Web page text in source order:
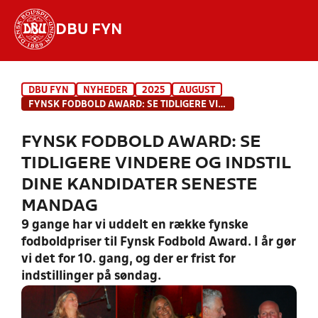
DBU FYN
INDHOLD OG NYHEDER
HOLD
DBU FYN NYHEDER 2025
AUGUST
FYNSK FODBOLD AWARD: SE TIDLIGERE VINDERE OG INDSTIL DINE KANDIDATER SENESTE MANDAG
FYNSK FODBOLD AWARD: SE
TIDLIGERE VINDERE OG INDSTIL
DINE KANDIDATER SENESTE
MANDAG
9 gange har vi uddelt en række fynske
fodboldpriser til Fynsk Fodbold Award. I år gør
vi det for 10. gang, og der er frist for
indstillinger på søndag.